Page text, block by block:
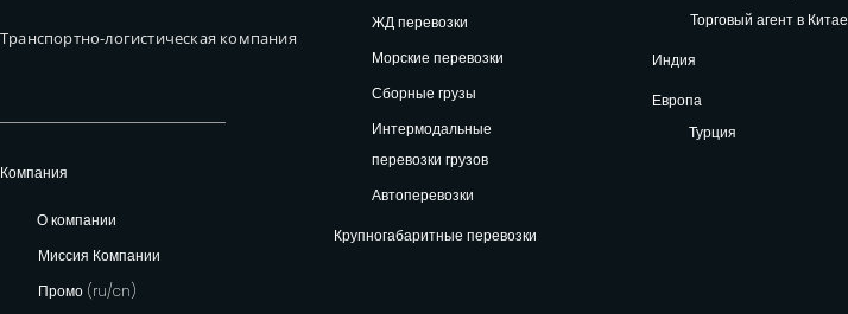
Транспортно-логистическая компания
Компания
О компании
Миссия Компании
Промо (ru/cn)
ЖД перевозки
Морские перевозки
Сборные грузы
Интермодальные
перевозки грузов
Автоперевозки
Крупногабаритные перевозки
Торговый агент в Китае
Индия
Европа
Турция